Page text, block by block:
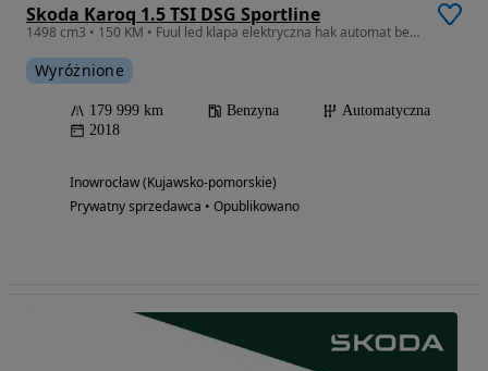
Skoda Karoq 1.5 TSI DSG Sportline
1498 cm3 • 150 KM • Fuul led klapa elektryczna hak automat benzyna skóra warto
Wyróżnione
179 999 km Benzyna
Automatyczna
2018
Inowrocław (Kujawsko-pomorskie)
Prywatny sprzedawca • Opublikowano